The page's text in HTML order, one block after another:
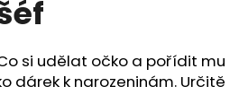
si udělat očko a pořídit mu
dárek k narozeninám. Určitě